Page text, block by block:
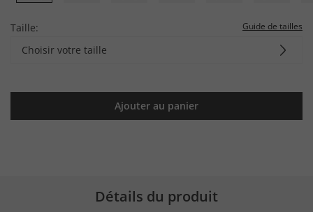
Taille: Guide de tailles
Choisir votre taille
Ajouter au panier
Détails du produit